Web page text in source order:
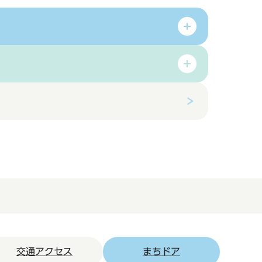
交通アクセス まちドア